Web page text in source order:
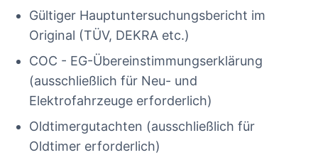
Gültiger Hauptuntersuchungsbericht im
Original (TÜV, DEKRA etc.)
COC - EG-Übereinstimmungserklärung
(ausschließlich für Neu- und
Elektrofahrzeuge erforderlich)
Oldtimergutachten (ausschließlich für
Oldtimer erforderlich)